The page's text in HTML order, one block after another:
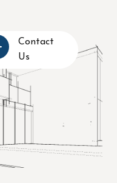
Contact
Us